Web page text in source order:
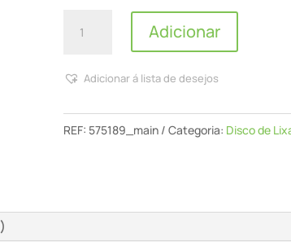
Quantidade
De
Stf
2
Adicionar
Adicionar á lista de desejos
REF: 575189_main Categoria: Disco de